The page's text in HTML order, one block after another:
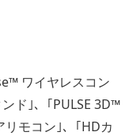
ワイヤレスコン
ド｣、｢PULSE 3D™
モコン｣、｢HDカ